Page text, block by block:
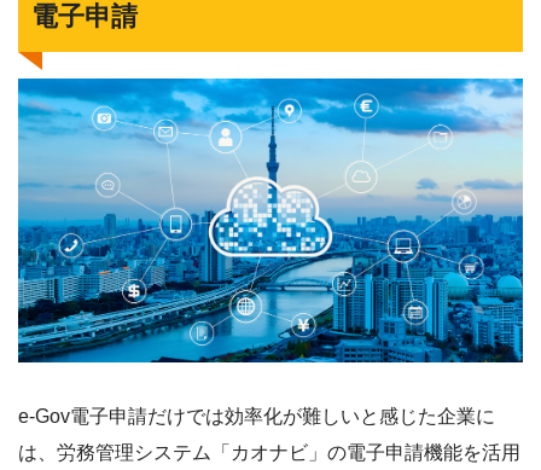
電子申請
e-Gov電子申請だけでは効率化が難しいと感じた企業に
は、労務管理システム「カオナビ」の電子申請機能を活用